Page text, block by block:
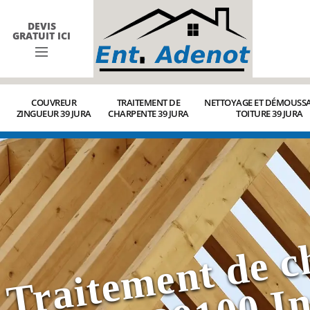
DEVIS
GRATUIT ICI
COUVREUR
ZINGUEUR 39 JURA
TRAITEMENT DE
CHARPENTE 39 JURA
NETTOYAGE ET
TOITURE 39 JURA